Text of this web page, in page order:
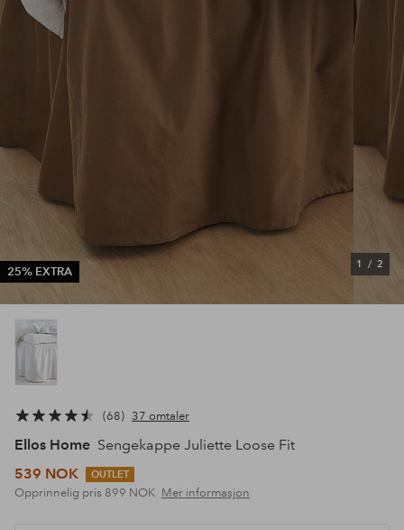
25% EXTRA
1 / 2
68 37 omtaler
Ellos Home Sengekappe Juliette Loose Fit
539 NOK
OUTLET
Opprinnelig pris 899 NOK Mer informasjon